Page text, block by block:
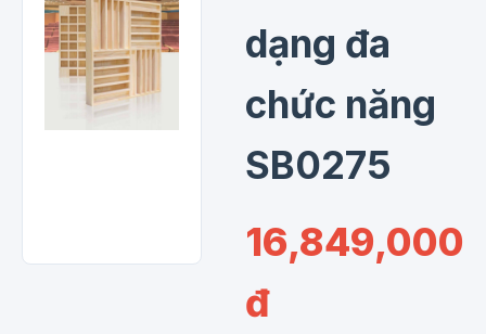
dạng đa
chức năng
SB0275
16,849,000
đ